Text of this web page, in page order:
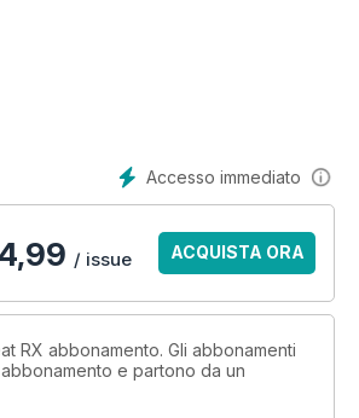
Accesso immediato
/ issue ACQUISTA ORA
RX abbonamento. Gli abbonamenti
e partono da un